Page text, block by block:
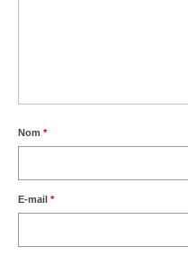
Nom *
E-mail *